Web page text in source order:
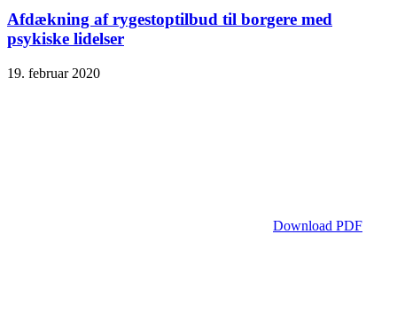
Afdækning af rygestoptilbud til borgere med
psykiske lidelser
19. februar 2020
Download PDF